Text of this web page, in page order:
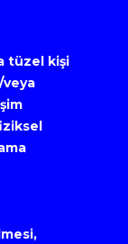
tüzel kişi